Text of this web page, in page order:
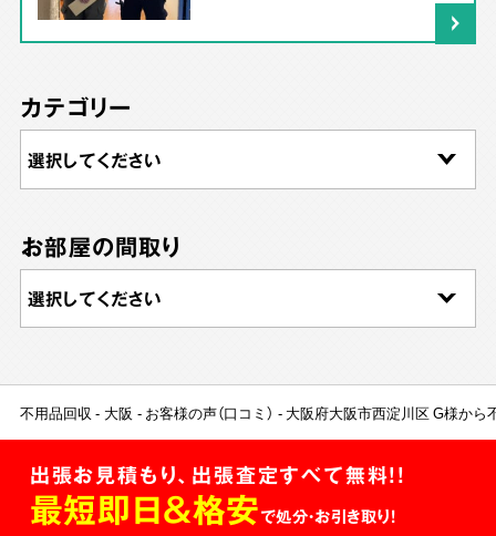
カテゴリー
お部屋の間取り
不用品回収 大阪 お客様の声（口コミ） 大阪府大阪市西淀川区 G様から
出張お見積もり、出張査定すべて無料!!
最短即日＆格安で処分・お引き取り！